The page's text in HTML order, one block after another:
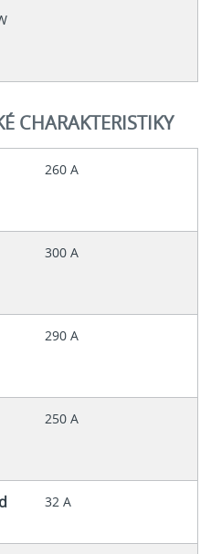
CHARAKTERISTIKY
260 A
300 A
290 A
250 A
32 A